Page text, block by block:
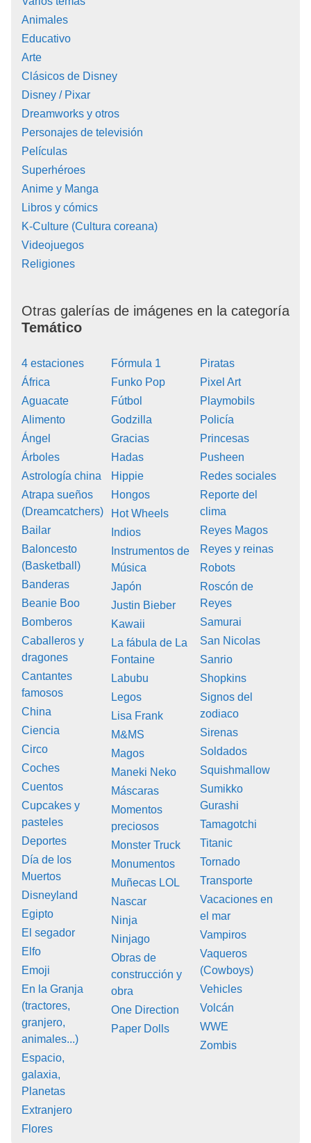
Animales
Educativo
Arte
Clásicos de Disney
Disney / Pixar
Dreamworks y otros
Personajes de televisión
Películas
Superhéroes
Anime y Manga
Libros y cómics
K-Culture (Cultura coreana)
Videojuegos
Religiones
Otras galerías de imágenes en la categoría
Temático
4 estaciones
África
Aguacate
Alimento
Ángel
Árboles
Astrología china
Atrapa sueños
(Dreamcatchers)
Bailar
Baloncesto
(Basketball)
Banderas
Beanie Boo
Bomberos
Caballeros y
dragones
Cantantes
famosos
China
Ciencia
Circo
Coches
Cuentos
Cupcakes y
pasteles
Deportes
Día de los
Muertos
Disneyland
Egipto
El segador
Elfo
Emoji
En la Granja
(tractores,
granjero,
animales...)
Espacio,
galaxia,
Planetas
Extranjero
Flores
Fórmula 1
Funko Pop
Fútbol
Godzilla
Gracias
Hadas
Hippie
Hongos
Hot Wheels
Indios
Instrumentos de
Música
Japón
Justin Bieber
Kawaii
La fábula de La
Fontaine
Labubu
Legos
Lisa Frank
M&MS
Magos
Maneki Neko
Máscaras
Momentos
preciosos
Monster Truck
Monumentos
Muñecas LOL
Nascar
Ninja
Ninjago
Obras de
construcción y
obra
One Direction
Paper Dolls
Piratas
Pixel Art
Playmobils
Policía
Princesas
Pusheen
Redes sociales
Reporte del
clima
Reyes Magos
Reyes y reinas
Robots
Roscón de
Reyes
Samurai
San Nicolas
Sanrio
Shopkins
Signos del
zodiaco
Sirenas
Soldados
Squishmallow
Sumikko
Gurashi
Tamagotchi
Titanic
Tornado
Transporte
Vacaciones en
el mar
Vampiros
Vaqueros
(Cowboys)
Vehicles
Volcán
WWE
Zombis